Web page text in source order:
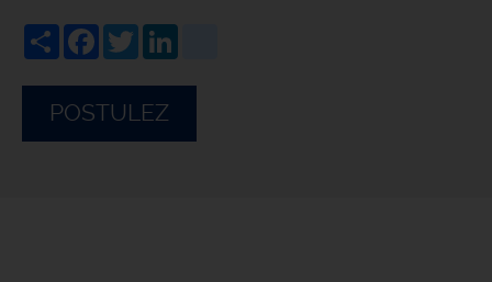
ShareFacebook
Twitter
POSTULEZ